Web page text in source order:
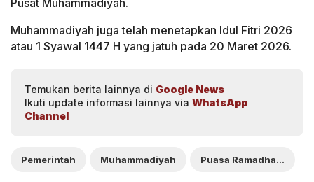
Pusat Muhammadiyah.
Muhammadiyah juga telah menetapkan Idul Fitri 2026
atau 1 Syawal 1447 H yang jatuh pada 20 Maret 2026.
Temukan berita lainnya di Google News
Ikuti update informasi lainnya via WhatsApp
Channel
Pemerintah Muhammadiyah Puasa Ramadhan 2026